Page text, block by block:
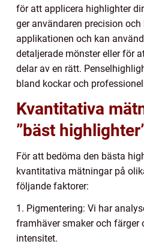
för att applicera highlighter
ger användaren precision
applikationen och kan
detaljerade mönster eller för
delar av en rätt.
bland kockar och
Kvantitativa
”bäst
För att bedöma den bästa
kvantitativa mätningar på
följande faktorer:
1. Pigmentering: Vi har
framhäver smaker och färger
intensitet.